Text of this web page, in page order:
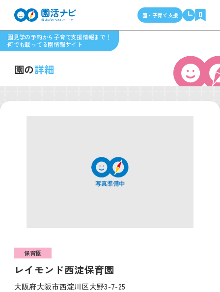
園見学の予約から子育て支援情報まで！
何でも載ってる園情報サイト
園・子育て支援 0
園の詳細
レイモンド西淀保育園
保育園
大阪府大阪市西淀川区大野3-7-25